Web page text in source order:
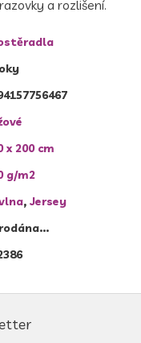
a rozlišení.
x 200 cm
g/m2
, Jersey